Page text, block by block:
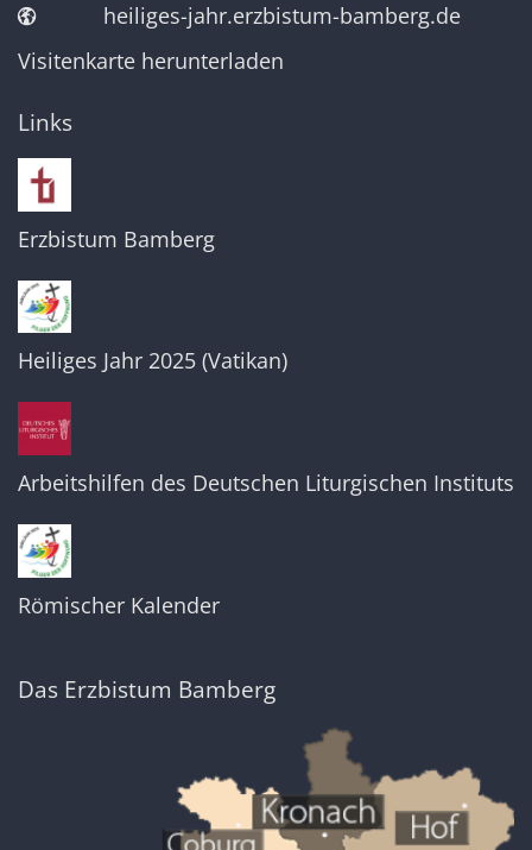
heiliges-jahr.erzbistum-bamberg.de
Visitenkarte herunterladen
Links
Erzbistum Bamberg
Heiliges Jahr 2025 (Vatikan)
Arbeitshilfen des Deutschen Liturgischen Instituts
Römischer Kalender
Das Erzbistum Bamberg